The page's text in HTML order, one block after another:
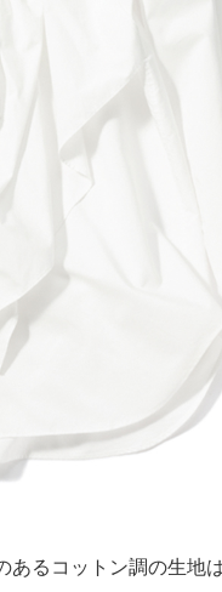
るコットン調の生地